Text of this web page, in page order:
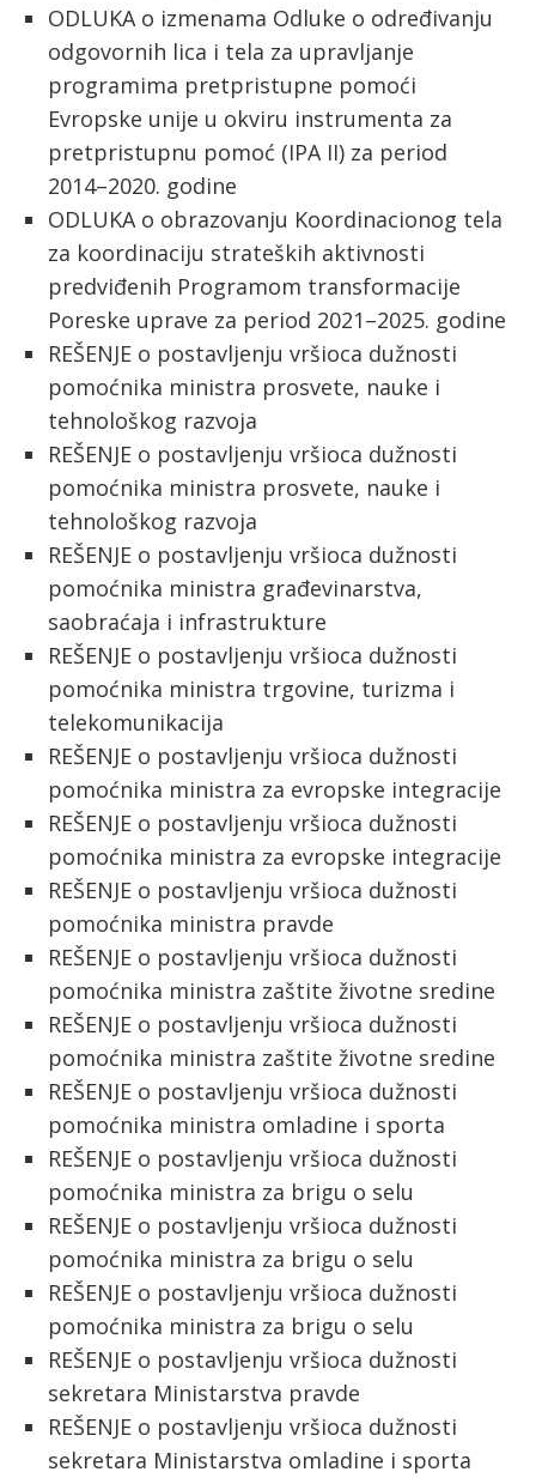
ODLUKA o izmenama Odluke o određivanju
odgovornih lica i tela za upravljanje
programima pretpristupne pomoći
Evropske unije u okviru instrumenta za
pretpristupnu pomoć (IPA II) za period
2014–2020. godine
ODLUKA o obrazovanju Koordinacionog tela
za koordinaciju strateških aktivnosti
predviđenih Programom transformacije
Poreske uprave za period 2021–2025. godine
REŠENJE o postavljenju vršioca dužnosti
pomoćnika ministra prosvete, nauke i
tehnološkog razvoja
REŠENJE o postavljenju vršioca dužnosti
pomoćnika ministra prosvete, nauke i
tehnološkog razvoja
REŠENJE o postavljenju vršioca dužnosti
pomoćnika ministra građevinarstva,
saobraćaja i infrastrukture
REŠENJE o postavljenju vršioca dužnosti
pomoćnika ministra trgovine, turizma i
telekomunikacija
REŠENJE o postavljenju vršioca dužnosti
pomoćnika ministra za evropske integracije
REŠENJE o postavljenju vršioca dužnosti
pomoćnika ministra za evropske integracije
REŠENJE o postavljenju vršioca dužnosti
pomoćnika ministra pravde
REŠENJE o postavljenju vršioca dužnosti
pomoćnika ministra zaštite životne sredine
REŠENJE o postavljenju vršioca dužnosti
pomoćnika ministra zaštite životne sredine
REŠENJE o postavljenju vršioca dužnosti
pomoćnika ministra omladine i sporta
REŠENJE o postavljenju vršioca dužnosti
pomoćnika ministra za brigu o selu
REŠENJE o postavljenju vršioca dužnosti
pomoćnika ministra za brigu o selu
REŠENJE o postavljenju vršioca dužnosti
pomoćnika ministra za brigu o selu
REŠENJE o postavljenju vršioca dužnosti
sekretara Ministarstva pravde
REŠENJE o postavljenju vršioca dužnosti
sekretara Ministarstva omladine i sporta